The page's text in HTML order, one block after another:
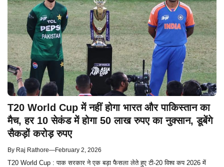
T20 World Cup में नहीं होगा भारत और पाकिस्तान का
मैच, हर 10 सेकंड में होगा 50 लाख रुपए का नुक्सान, डूबेंगे
सैकड़ों करोड़ रुपए
By Raj Rathore—February 2, 2026
T20 World Cup : पाक सरकार ने एक बड़ा फैसला लेते हुए टी-20 विश्व कप 2026 में